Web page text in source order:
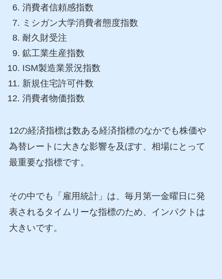
消費者信頼感指数
ミシガン大学消費者態度指数
耐久財受注
鉱工業生産指数
ISM製造業景況指数
新規住宅許可件数
消費者物価指数
12の経済指標は数ある経済指標のなかでも株価や
為替レートに大きな影響を及ぼす、相場にとって
最重要な指標です。
その中でも「雇用統計」は、毎月第一金曜日に発
表されるタイムリーな指標のため、インパクトは
大きいです。